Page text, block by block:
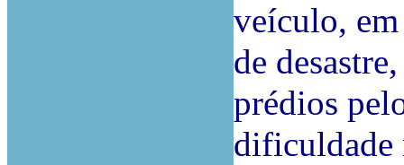
veículo,
de
prédios
dificuldade